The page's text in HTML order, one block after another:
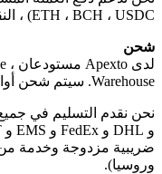
ETH ، BCH ، USDC) ، النقل البنكي ، Western Union و RMB.
شحن
Warehouse. سيتم شحن أوامرنا من أحد هذين المستودعين.
ضريبية مزدوجة وخدمة من
وروسيا).